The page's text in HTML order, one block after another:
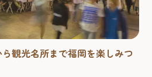
観光名所まで福岡を楽しみつ